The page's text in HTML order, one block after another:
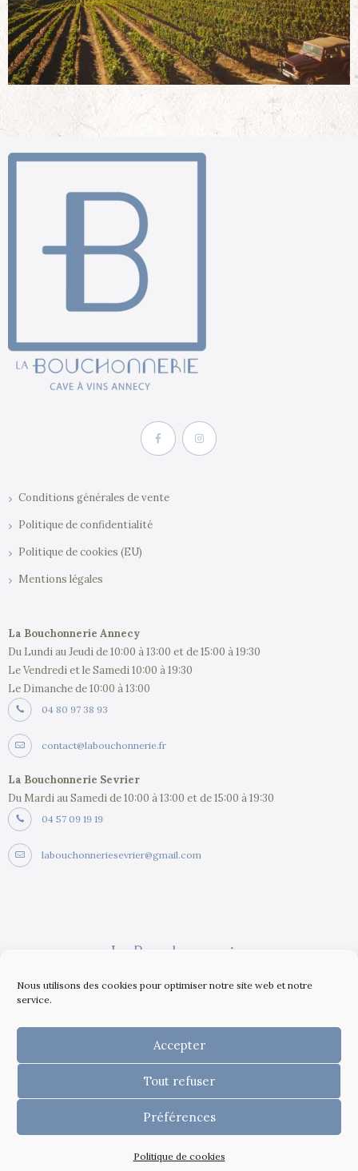
Nous utilisons des cookies pour optimiser notre site web et notre
service.
Accepter
Tout refuser
Préférences
Politique de cookies
Conditions générales de vente
Politique de confidentialité
Politique de cookies (EU)
Mentions légales
La Bouchonnerie Annecy
Du Lundi au Jeudi de 10:00 à 13:00 et de 15:00 à 19:30
Le Vendredi et le Samedi 10:00 à 19:30
Le Dimanche de 10:00 à 13:00
04 80 97 38 93
contact@labouchonnerie.fr
La Bouchonnerie Sevrier
Du Mardi au Samedi de 10:00 à 13:00 et de 15:00 à 19:30
04 57 09 19 19
labouchonneriesevrier@gmail.com
La Bouchonnerie
4,8
Voir tout les avisDonner votre avis
E-perlink © 2026